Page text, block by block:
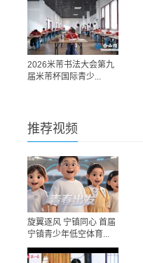
2026米芾书法大会第九
届米芾杯国际青少...
推荐视频
旋翼逐风 宁镇同心 首届
宁镇青少年低空体育...